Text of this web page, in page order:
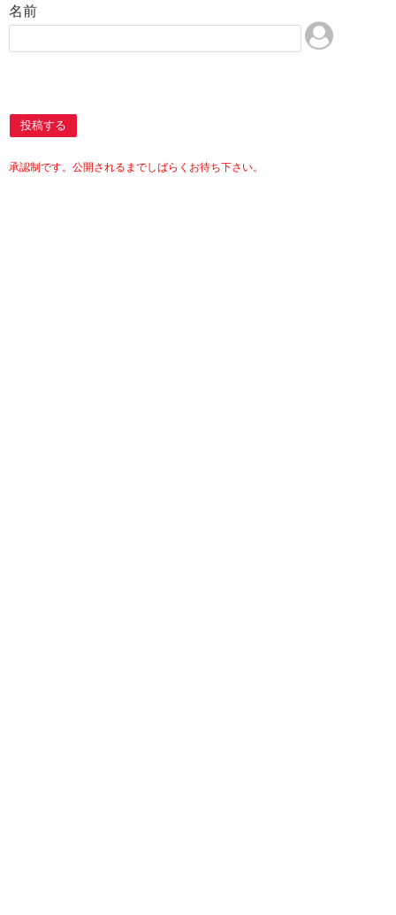
名前
投稿する
承認制です。公開されるまでしばらくお待ち下さい。